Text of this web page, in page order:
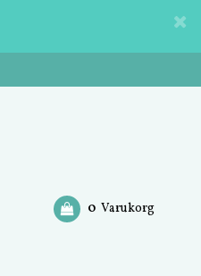
0 Varukorg